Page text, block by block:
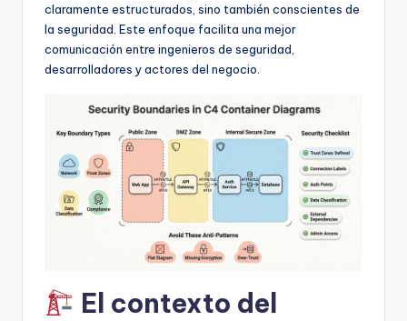
w
claramente estructurados, sino también conscientes de
la seguridad. Este enfoque facilita una mejor
comunicación entre ingenieros de seguridad,
desarrolladores y actores del negocio.
El contexto del